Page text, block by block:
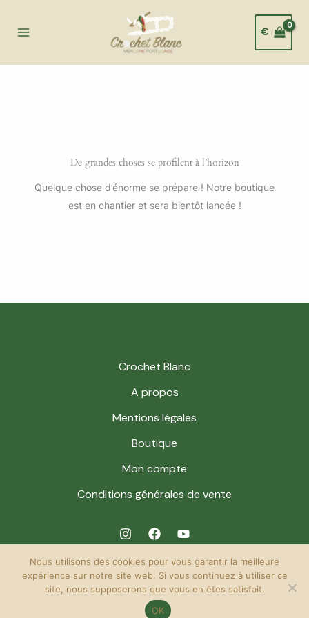
€
De grandes choses se profilent à l’horizon
Quelque chose d’énorme se prépare ! Notre boutique
est en chantier et sera bientôt lancée !
Crochet Blanc
A propos
Mentions légales
Boutique
Mon compte
Conditions générales de vente
© 2026 Crochet Blanc. Powered by Crochet Blanc.
Nous utilisons des cookies pour vous garantir la meilleure
expérience sur notre site web. Si vous continuez à utiliser ce
site, nous supposerons que vous en êtes satisfait.
OK